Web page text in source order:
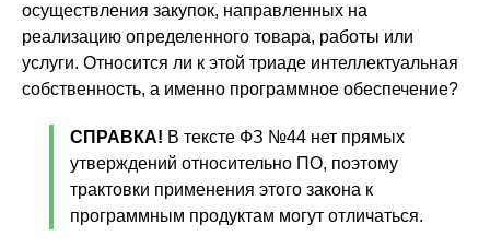
осуществления закупок, направленных на
реализацию определенного товара, работы или
услуги. Относится ли к этой триаде интеллектуальная
собственность, а именно программное обеспечение?
СПРАВКА! В тексте ФЗ №44 нет прямых
утверждений относительно ПО, поэтому
трактовки применения этого закона к
программным продуктам могут отличаться.